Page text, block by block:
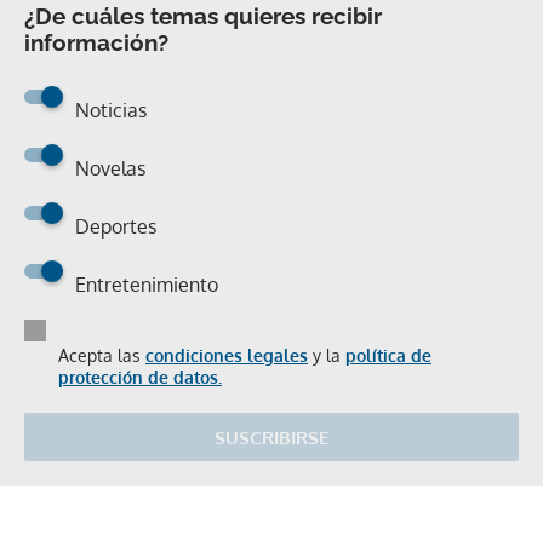
¿De cuáles temas quieres recibir
información?
Noticias
Novelas
Deportes
Entretenimiento
Acepta las condiciones legales y la política de
protección de datos.
SUSCRIBIRSE